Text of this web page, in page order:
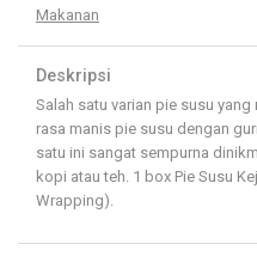
Makanan
Deskripsi
Salah satu varian pie susu
rasa manis pie susu dengan
satu ini sangat sempurna
kopi atau teh. 1 box Pie Susu
Wrapping).